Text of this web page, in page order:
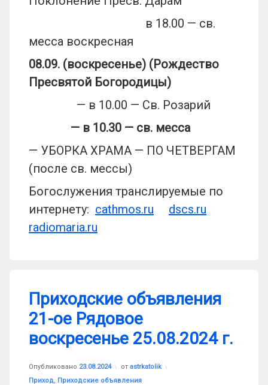
в 18.00 — св.
месса воскресная
08.09. (воскресенье) (Рождество
Пресвятой Богородицы)
— в 10.00 — Св. Розарий
— в 10.30 — св. месса
— УБОРКА ХРАМА — ПО ЧЕТВЕРГАМ
(после св. мессы)
Богослужения транслируемые по
интернету: cathmos.ru
dscs.ru
radiomaria.ru
Приходские объявления
21-ое Рядовое
воскресенье 25.08.2024 г.
Опубликовано 23.08.2024 от astrkatolik
Рубрики:
Приход Приходские объявления